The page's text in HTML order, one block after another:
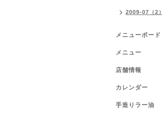
2009-07（2）
メニューボード
メニュー
店舗情報
カレンダー
手造りラー油